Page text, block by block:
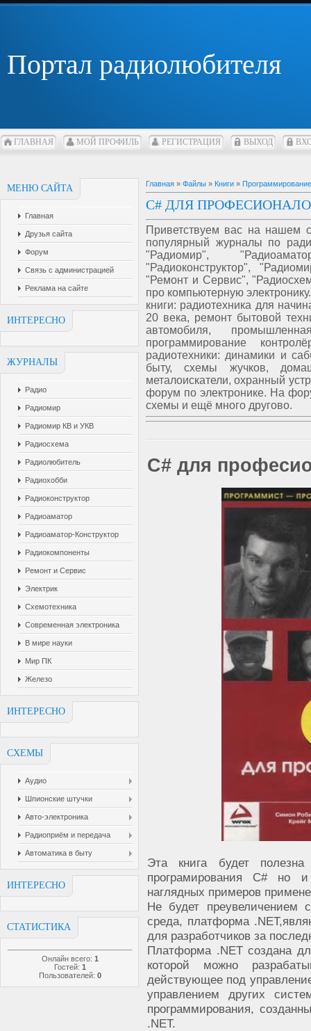
Портал радиолюбителя
ГЛАВНАЯ МОЙ ПРОФИЛЬ РЕГИСТРАЦИЯ ВЫХОД
МЕНЮ САЙТА
Главная
Друзья сайта
Форум
Связь с администрацией
Реклама на сайте
ИНТЕРЕСНО
ЖУРНАЛЫ
Радио
Радиомир
Радиомир КВ и УКВ
Радиосхема
Радиолюбитель
Радиохобби
Радиоконструктор
Радиоаматор
Радиоаматор-Конструктор
Радиокомпоненты
Ремонт и Сервис
Электрик
Схемотехника
Современная электроника
В мире науки
Мир ПК
Железо
ИНТЕРЕСНО
СХЕМЫ
Аудио
Шпионские штучки
Авто-электроника
Радиоприём и передача
Автоматика в быту
ИНТЕРЕСНО
СТАТИСТИКА
Онлайн всего: 1
Гостей: 1
Пользователей: 0
Главная » Файлы » Книги » Программирование
C# ДЛЯ
Приветствуем вас на нашем
популярный журналы по
"Радиомир",
"Радиоконструктор",
"Ремонт и Сервис",
про компьютерную
книги: радиотехника для
20 века, ремонт бытовой
автомобиля,
программирование
радиотехники: динамики и
быту, схемы жучков,
металоискатели, охранный
форум по электронике. На
схемы и ещё много другово.
C# для
Эта книга будет
програмирования C# но
наглядных примеров
Не будет преувеличением
среда, платформа
для разработчиков за
Платформа .NET создана
которой можно
действующее под
управлением других
программирования,
.NET.